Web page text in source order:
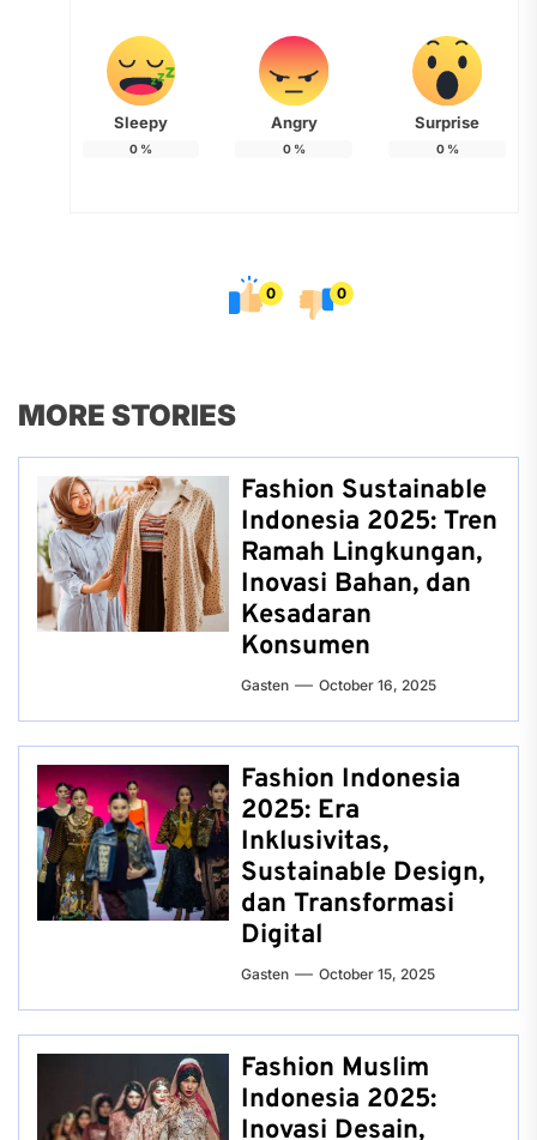
Sleepy
0 %
Angry
0%
Surprise
0%
0 0
MORE STORIES
Fashion Sustainable
Indonesia 2025: Tren
Ramah Lingkungan,
Inovasi Bahan, dan
Kesadaran
Konsumen
Gasten October 16, 2025
Fashion Indonesia
2025: Era
Inklusivitas,
Sustainable Design,
dan Transformasi
Digital
Gasten October 15, 2025
Fashion Muslim
Indonesia 2025:
Inovasi Desain,